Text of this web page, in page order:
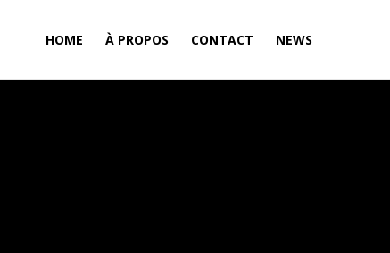
HOME À PROPOS CONTACT NEWS